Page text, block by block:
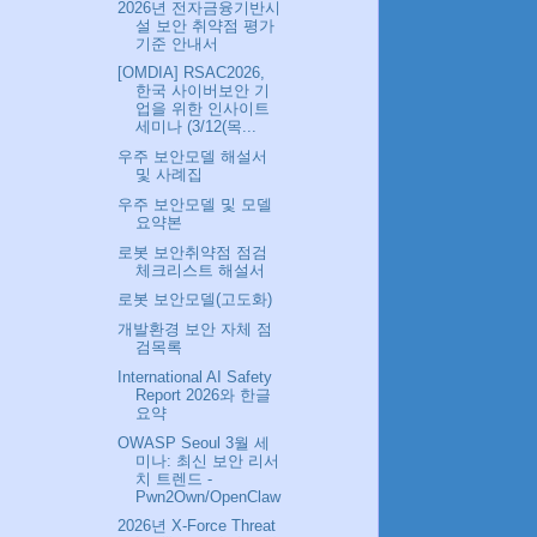
2026년 전자금융기반시
설 보안 취약점 평가
기준 안내서
[OMDIA] RSAC2026,
한국 사이버보안 기
업을 위한 인사이트
세미나 (3/12(목...
우주 보안모델 해설서
및 사례집
우주 보안모델 및 모델
요약본
로봇 보안취약점 점검
체크리스트 해설서
로봇 보안모델(고도화)
개발환경 보안 자체 점
검목록
International AI Safety
Report 2026와 한글
요약
OWASP Seoul 3월 세
미나: 최신 보안 리서
치 트렌드 -
Pwn2Own/OpenClaw
2026년 X-Force Threat